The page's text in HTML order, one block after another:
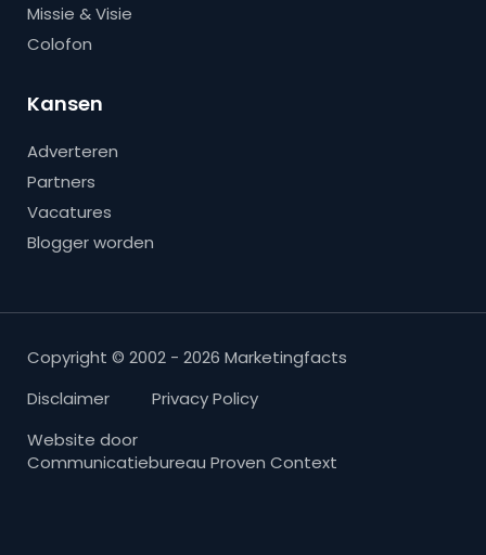
Missie & Visie
Colofon
Kansen
Adverteren
Partners
Vacatures
Blogger worden
Copyright © 2002 - 2026 Marketingfacts
Disclaimer
Privacy Policy
Website door
Communicatiebureau Proven Context